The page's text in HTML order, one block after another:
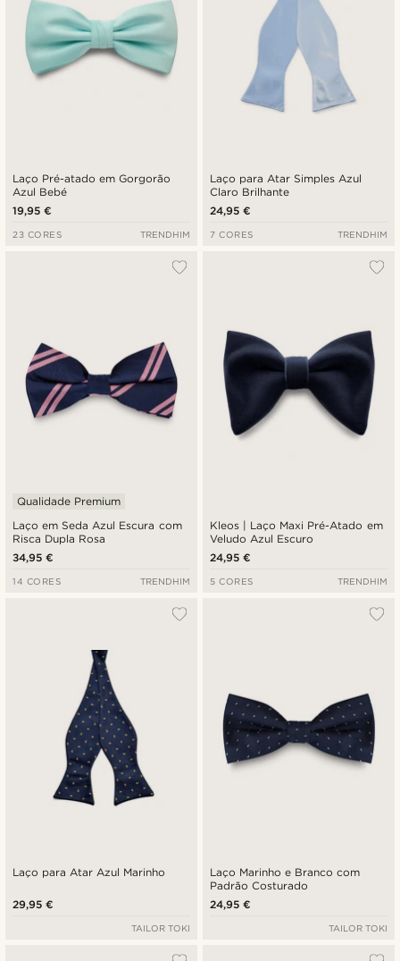
Laço Pré-atado em Gorgorão
Azul Bebé
19,95 €
23 CORES TRENDHIM
Laço para Atar Simples Azul
Claro Brilhante
24,95 €
7 CORES TRENDHIM
Laço em Seda Azul Escura com
Risca Dupla Rosa
Qualidade Premium
34,95 €
14 CORES TRENDHIM
Kleos | Laço Maxi Pré-Atado em
Veludo Azul Escuro
24,95 €
5 CORES TRENDHIM
Laço para Atar Azul Marinho
29,95 €
TAILOR TOKI
Laço Marinho e Branco com
Padrão Costurado
24,95 €
TAILOR TOKI